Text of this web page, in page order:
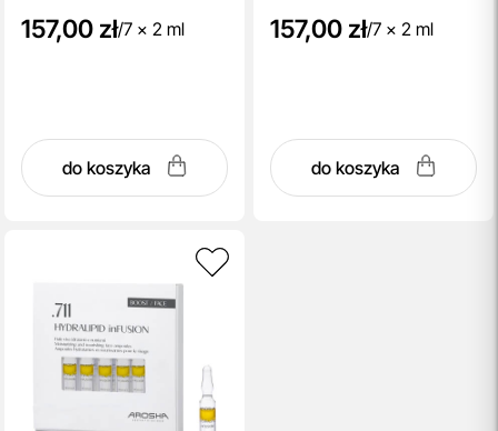
157,00 zł/7 x 2 ml
do koszyka
157,00 zł/7 x 2 ml
do koszyka